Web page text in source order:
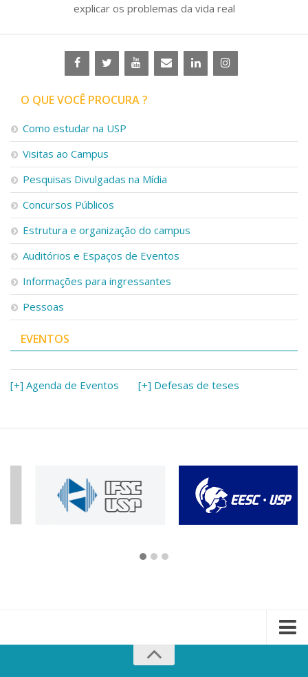
explicar os problemas da vida real
O QUE VOCÊ PROCURA ?
Como estudar na USP
Visitas ao Campus
Pesquisas Divulgadas na Mídia
Concursos Públicos
Estrutura e organização do campus
Auditórios e Espaços de Eventos
Informações para ingressantes
Pessoas
EVENTOS
[+] Agenda de Eventos [+] Defesas de teses